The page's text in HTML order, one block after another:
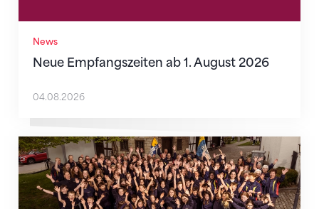
News
Neue Empfangszeiten ab 1. August 2026
04.08.2026
Wenn Mitmachen selbstverständlich ist